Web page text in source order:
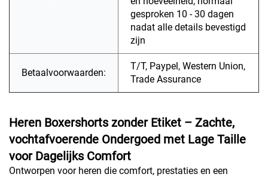
gesproken 10 - 30 dagen
nadat alle details bevestigd
zijn
Betaalvoorwaarden:
T/T, Paypel, Western Union,
Trade Assurance
Heren Boxershorts zonder Etiket – Zachte,
vochtafvoerende Ondergoed met Lage Taille
voor Dagelijks Comfort
Ontworpen voor heren die comfort, prestaties en een